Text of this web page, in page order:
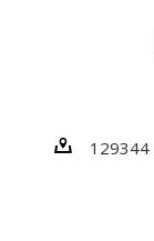
129344